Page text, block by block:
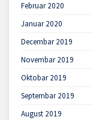
Februar 2020
Januar 2020
Decembar 2019
Novembar 2019
Oktobar 2019
Septembar 2019
August 2019